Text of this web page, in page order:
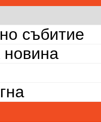
събитие